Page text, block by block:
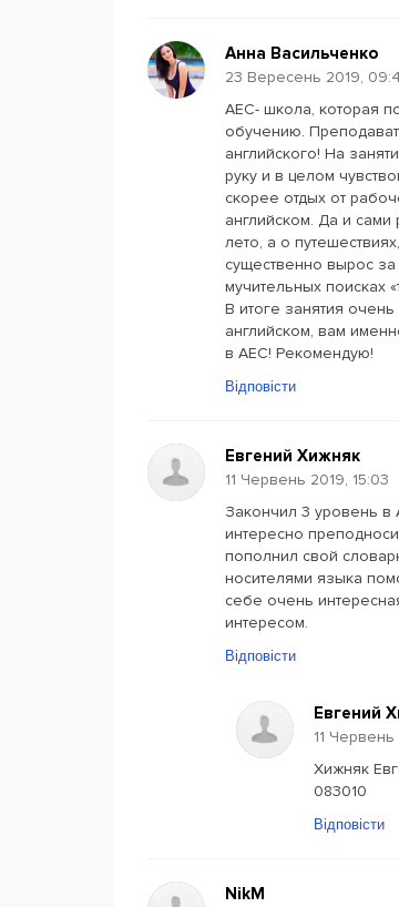
Анна Васильченко
23 Вересень 2019,
АЕС- школа, которая
обучению.
английского! На
руку и в целом
скорее отдых от
английском. Да и
лето, а о
существенно вырос
мучительных поисках
В итоге занятия
английском, вам
в АЕС! Рекомендую!
Відповісти
Евгений Хижняк
11 Червень 2019, 15:03
Закончил 3 уровень в
интересно
пополнил свой
носителями языка
себе очень
интересом.
Відповісти
Евгений
11 Червень
Хижняк
083010
Відповісти
NikM